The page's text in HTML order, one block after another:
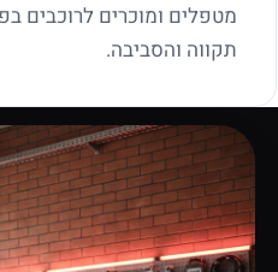
מטפלים ומוכרים לרוכבים
תקווה והסביבה.